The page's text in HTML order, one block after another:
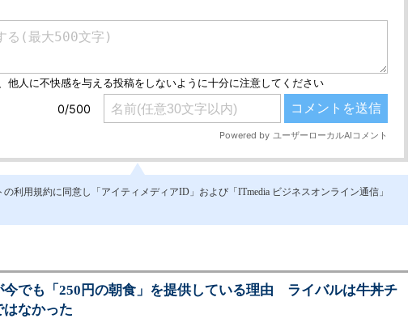
利用規約に同意し「アイティメディアID」および「ITmedia ビジネスオンライン通信」
今でも「250円の朝食」を提供している理由 ライバルは牛丼チ
はなかった